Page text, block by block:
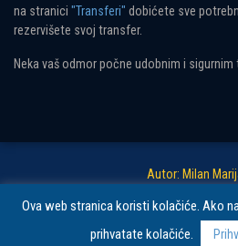
na stranici "Transferi" dobićete sve
rezervišete svoj transfer.
Neka vaš odmor počne udobnim i
Autor: Milan
Copyright © 2026 Moj Kipar. Sva prava
Ova web stranica koristi kolačiće. Ako
prihvatate kolačiće.